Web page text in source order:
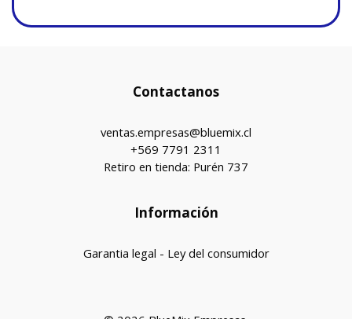
Contactanos
ventas.empresas@bluemix.cl
+569 7791 2311
Retiro en tienda: Purén 737
Información
Garantia legal - Ley del consumidor